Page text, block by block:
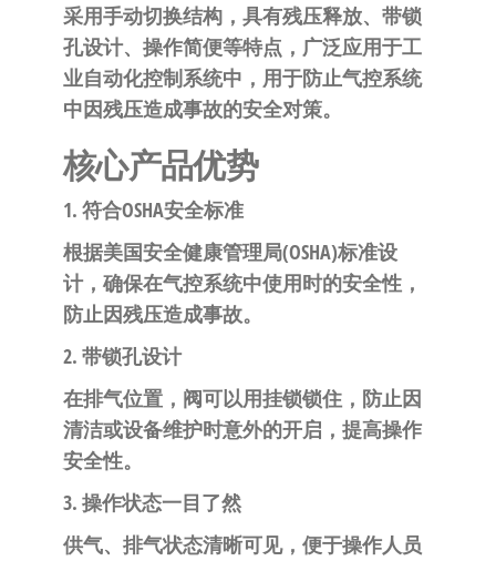
采用手动切换结构，具有残压释放、带锁
孔设计、操作简便等特点，广泛应用于工
业自动化控制系统中，用于防止气控系统
中因残压造成事故的安全对策。
核心产品优势
1. 符合OSHA安全标准
根据美国安全健康管理局(OSHA)标准设
计，确保在气控系统中使用时的安全性，
防止因残压造成事故。
2. 带锁孔设计
在排气位置，阀可以用挂锁锁住，防止因
清洁或设备维护时意外的开启，提高操作
安全性。
3. 操作状态一目了然
供气、排气状态清晰可见，便于操作人员